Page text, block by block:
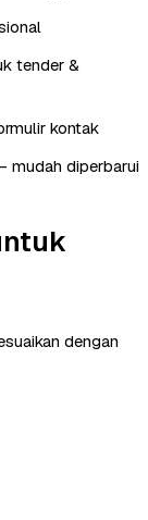
tender &
kontak
mudah diperbarui
dengan